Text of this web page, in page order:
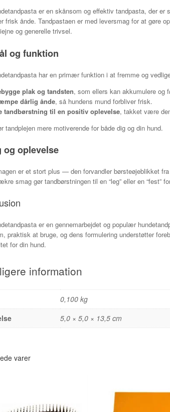
er en skånsom og effektiv tandpasta, der
frisk ånde. Tandpastaen er med leversmag for at gøre
og generelle trivsel.
og funktion
har en primær funktion i at fremme og
plak og tandsten, som ellers kan akkumulere og
dårlig ånde, så hundens mund forbliver frisk.
tandbørstning til en positiv oplevelse, takket være
tandplejen mere motiverende for både dig og din hund.
og oplevelse
er et stort plus — den forvandler børsteøjeblikket
smag gør tandbørstningen til en “leg” eller en “fest”
er en gennemarbejdet og populær
praktisk at bruge, og dens formulering understøtter
for din hund.
information
0,100 kg
5,0 × 5,0 × 13,5 cm
varer